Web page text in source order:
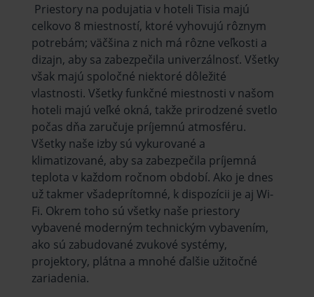
Priestory na podujatia v hoteli Tisia majú
celkovo 8 miestností, ktoré vyhovujú rôznym
potrebám; väčšina z nich má rôzne veľkosti a
dizajn, aby sa zabezpečila univerzálnosť. Všetky
však majú spoločné niektoré dôležité
vlastnosti. Všetky funkčné miestnosti v našom
hoteli majú veľké okná, takže prirodzené svetlo
počas dňa zaručuje príjemnú atmosféru.
Všetky naše izby sú vykurované a
klimatizované, aby sa zabezpečila príjemná
teplota v každom ročnom období. Ako je dnes
už takmer všadeprítomné, k dispozícii je aj Wi-
Fi. Okrem toho sú všetky naše priestory
vybavené moderným technickým vybavením,
ako sú zabudované zvukové systémy,
projektory, plátna a mnohé ďalšie užitočné
zariadenia.